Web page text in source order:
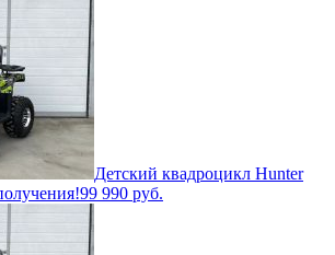
Детский квадроцикл Hunter
99 990 руб.